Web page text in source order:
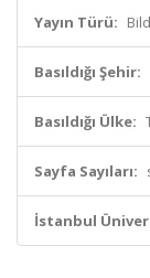
Yayın Türü:
Basıldığı Şehir:
Basıldığı Ülke:
Sayfa Sayıları:
İstanbul